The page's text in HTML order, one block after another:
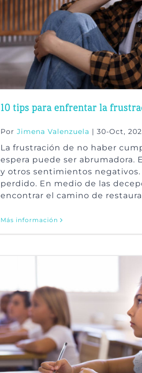
10 tips para enfrentar la
Por Jimena Valenzuela | 30-Oct,
La frustración de no haber
espera puede ser abrumadora.
y otros sentimientos
perdido. En medio de las
encontrar el camino de
Más información